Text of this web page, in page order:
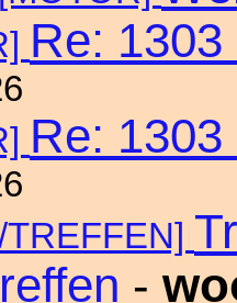
Re:
Re:
-